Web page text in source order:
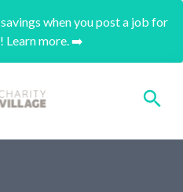
when you post a job for
Learn more. ➡️